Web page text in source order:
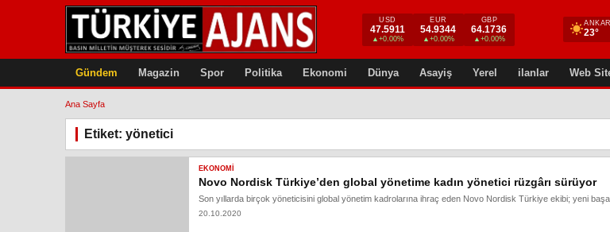
USD
47.5911
▲+0.00%
EUR
54.9344
▲+0.00%
GBP
64.1736
▲+0.00%
23°
Gündem Magazin Spor Politika Ekonomi Dünya Asayiş Yerel ilanlar Web
Ana Sayfa
Etiket: yönetici
EKONOMI
Novo Nordisk Türkiye’den global yönetime kadın yönetici rüzgârı sürüyor
Son yıllarda birçok yöneticisini global yönetim kadrolarına ihraç eden Novo Nordisk Türkiye ekibi; yeni
20.10.2020